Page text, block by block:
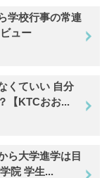
学校行事の常連
ュー
くていい 自分
【KTCおお...
ら大学進学は目
院 学生...